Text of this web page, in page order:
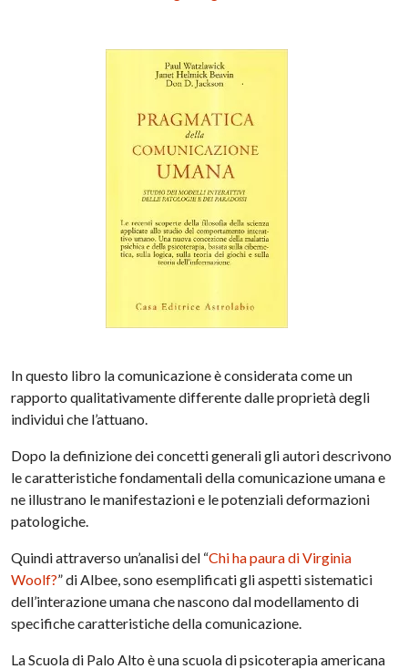
In questo libro la comunicazione è considerata come un
rapporto qualitativamente differente dalle proprietà degli
individui che l’attuano.
Dopo la definizione dei concetti generali gli autori descrivono
le caratteristiche fondamentali della comunicazione umana e
ne illustrano le manifestazioni e le potenziali deformazioni
patologiche.
Quindi attraverso un’analisi del “Chi ha paura di Virginia
Woolf?” di Albee, sono esemplificati gli aspetti sistematici
dell’interazione umana che nascono dal modellamento di
specifiche caratteristiche della comunicazione.
La Scuola di Palo Alto è una scuola di psicoterapia americana